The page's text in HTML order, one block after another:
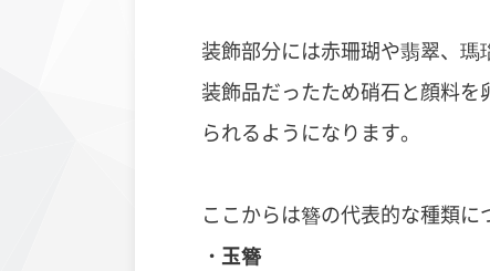
装飾部分には赤珊瑚や翡翠、
装飾品だったため硝石と顔料
られるようになります。
ここからは簪の代表的な種類に
・玉簪